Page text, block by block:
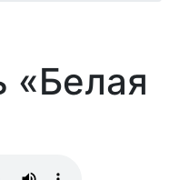
«Белая